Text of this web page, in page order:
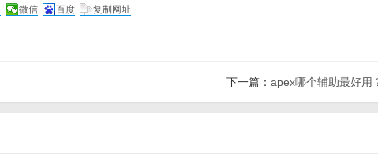
微信 百度 复制网址
下一篇： apex哪个辅助最好用